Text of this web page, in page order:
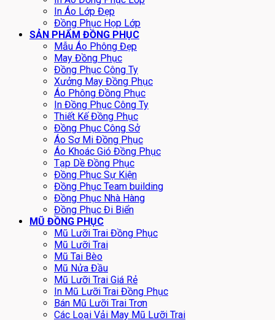
In Áo Lớp Đẹp
Đồng Phục Họp Lớp
SẢN PHẨM ĐỒNG PHỤC
Mẫu Áo Phông Đẹp
May Đồng Phục
Đồng Phục Công Ty
Xưởng May Đồng Phục
Áo Phông Đồng Phục
In Đồng Phục Công Ty
Thiết Kế Đồng Phục
Đồng Phục Công Sở
Áo Sơ Mi Đồng Phục
Áo Khoác Gió Đồng Phục
Tạp Dề Đồng Phục
Đồng Phục Sự Kiện
Đồng Phục Team building
Đồng Phục Nhà Hàng
Đồng Phục Đi Biển
MŨ ĐỒNG PHỤC
Mũ Lưỡi Trai Đồng Phục
Mũ Lưỡi Trai
Mũ Tai Bèo
Mũ Nửa Đầu
Mũ Lưỡi Trai Giá Rẻ
In Mũ Lưỡi Trai Đồng Phục
Bán Mũ Lưỡi Trai Trơn
Các Loại Vải May Mũ Lưỡi Trai